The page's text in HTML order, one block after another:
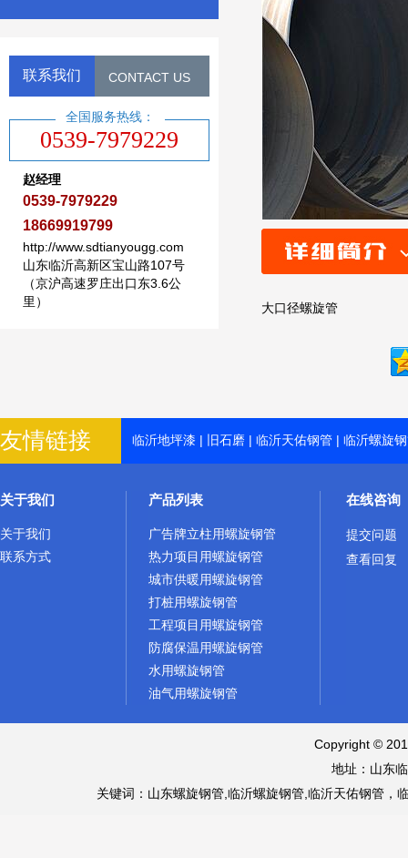
联系我们 CONTACT US
0539-7979229
全国服务热线：
赵经理
0539-7979229
18669919799
http://www.sdtianyougg.com
山东临沂高新区宝山路107号
（京沪高速罗庄出口东3.6公
里）
大口径螺旋管
友情链接 临沂地坪漆 | 旧石磨 | 临沂天佑钢管 | 临沂螺旋
关于我们
关于我们
联系方式
产品列表
广告牌立柱用螺旋钢管
热力项目用螺旋钢管
城市供暖用螺旋钢管
打桩用螺旋钢管
工程项目用螺旋钢管
防腐保温用螺旋钢管
水用螺旋钢管
油气用螺旋钢管
在线咨询
提交问题
查看回复
Copyright ©
地址：山东
关键词：山东螺旋钢管,临沂螺旋钢管,临沂天佑钢管，